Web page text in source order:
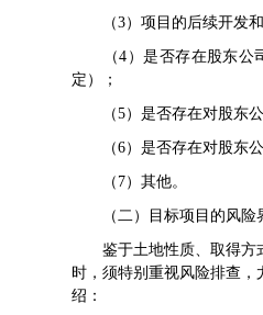
（3）项目的后续开发和
（4）是否存在股东公司
定）；
（5）是否存在对股东公
（6）是否存在对股东公
（7）其他。
（二）目标项目的风险
鉴于土地性质、取得方式
时，须特别重视风险排查
绍：